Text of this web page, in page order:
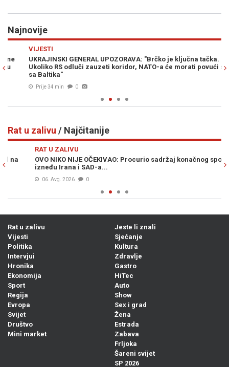
Najnovije
VIJESTI
UKRAJINSKI GENERAL UPOZORAVA: "Brčko je ključna tačka.
Ukoliko RS odluči zauzeti koridor, NATO-a će morati povući snage
sa Baltika"
Prije 34 min 0
Rat u zalivu / Najčitanije
RAT U ZALIVU
OVO NIKO NIJE OČEKIVAO: Procurio sadržaj konačnog sporazuma
izneđu Irana i SAD-a...
06. Avg. 2026 0
Rat u zalivu
Vijesti
Politika
Intervjui
Hronika
Ekonomija
Sport
Regija
Evropa
Svijet
Društvo
Mini market
Jeste li znali
Sjećanje
Kultura
Zdravlje
Gastro
HiTec
Auto
Show
Sex i grad
Žena
Estrada
Zabava
Frljoka
Šareni svijet
SP 2026